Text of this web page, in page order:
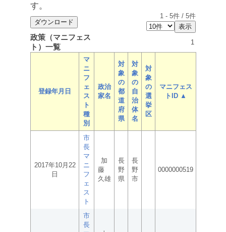
す。
1 - 5件 / 5件
政策（マニフェス
ト）一覧
1
登録年月日
マ
ニ
フ
ェ
ス
ト
種
別
政治
家名
対
象
の
都
道
府
県
対
象
の
自
治
体
名
対
象
の
選
挙
区
マニフェス
トID ▲
2017年10月22
日
市
長
マ
ニ
フ
ェ
ス
ト
加
藤
久雄
長
野
県
長
野
市
0000000519
市
長